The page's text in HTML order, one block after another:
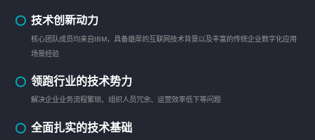
技术创新动力
核心团队成员均来自IBM，具备雄厚的互联网技术背景以及丰富的传统企业数字化应用
场景经验
领跑行业的技术势力
解决企业业务流程繁琐、组织人员冗余、运营效率低下等问题
全面扎实的技术基础